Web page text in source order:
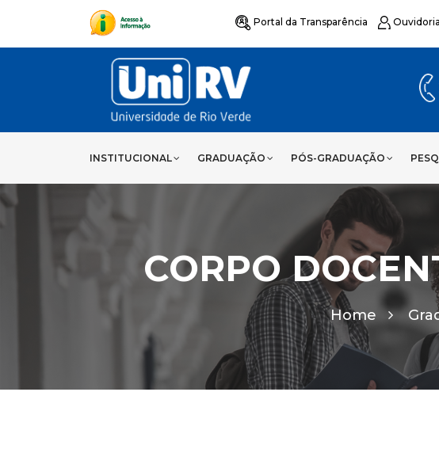
Portal da Transparência Ouvidoria
INSTITUCIONAL GRADUAÇÃO PÓS-GRADUAÇÃO
CORPO
Home